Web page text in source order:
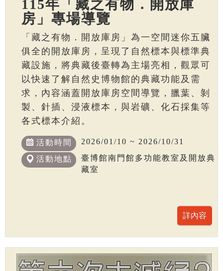
115年「藏之有物．開放庫
房」專場導覽
「藏之有物．開放庫房」為一空間迷你五臟
俱全的開放庫房，呈現了自然標本與標準典
藏設施，將典藏後臺轉為主場亮相，觀眾可
以快速了解自然史博物館的典藏功能及需
求，內容涵蓋開放庫房空間導覽，臘葉、剝
製、針插、浸液標本，與岩礦、化石採集等
各式標本介紹。
活動時間 2026/01/10 ~ 2026/10/31
活動地點
臺博館南門館多功能教室及開放典
藏室